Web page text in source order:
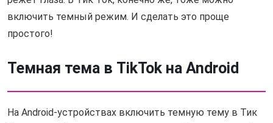
включить темный режим. И сделать это проще
простого!
Темная тема в TikTok на Android
На Android-устройствах включить темную тему в Тик